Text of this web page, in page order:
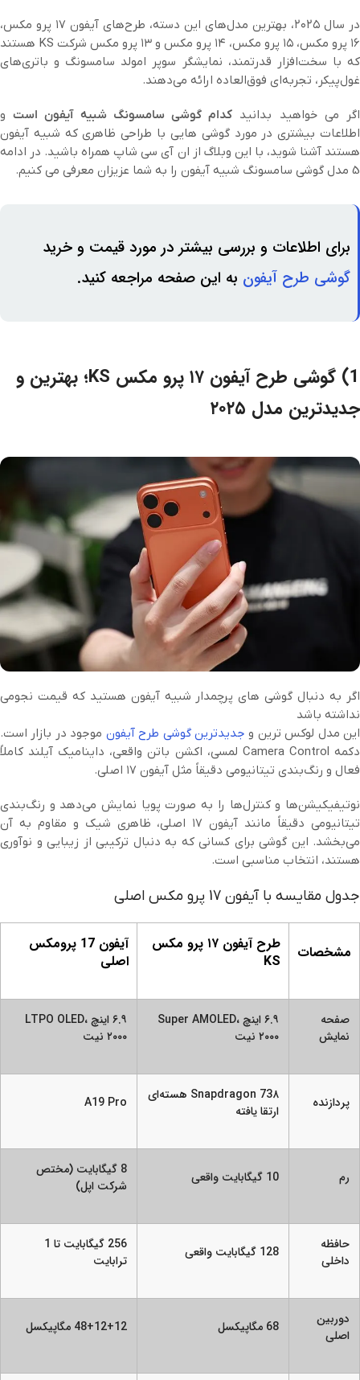
در سال ۲۰۲۵، بهترین مدل‌های این دسته، طرح‌های آیفون ۱۷ پرو مکس،
۱۶ پرو مکس، ۱۵ پرو مکس، ۱۴ پرو مکس و ۱۳ پرو مکس شرکت KS هستند
که با سخت‌افزار قدرتمند، نمایشگر سوپر امولد سامسونگ و باتری‌های
غول‌پیکر، تجربه‌ای فوق‌العاده ارائه می‌دهند.
اگر می خواهید بدانید کدام گوشی سامسونگ شبیه آیفون استو
اطلاعات بیشتری در مورد گوشی هایی با طراحی ظاهری که شبیه آیفون
هستند آشنا شوید، با این وبلاگ از ان آی سی شاپ همراه باشید. در ادامه
5 مدل گوشی سامسونگ شبیه آیفون را به شما عزیزان معرفی می کنیم.
برای اطلاعات و بررسی بیشتر در مورد قیمت و خرید
گوشی طرح آیفون به این صفحه مراجعه کنید.
1) گوشی طرح آیفون ۱۷ پرو مکس KS؛ بهترین و
جدیدترین مدل ۲۰۲۵
اگر به دنبال گوشی های پرچمدار شبیه آیفون هستید که قیمت نجومی
نداشته باشد
این مدل لوکس ترین و جدیدترین گوشی طرح آیفون موجود در بازار است.
دکمه Camera Control لمسی، اکشن باتن واقعی، داینامیک آیلند کاملاً
فعال و رنگ‌بندی تیتانیومی دقیقاً مثل آیفون ۱۷ اصلی.
نوتیفیکیشن‌ها و کنترل‌ها را به صورت پویا نمایش می‌دهد و رنگ‌بندی
تیتانیومی دقیقاً مانند آیفون ۱۷ اصلی، ظاهری شیک و مقاوم به آن
می‌بخشد. این گوشی برای کسانی که به دنبال ترکیبی از زیبایی و نوآوری
هستند، انتخاب مناسبی است.
جدول مقایسه با آیفون 17 پرو مکس اصلی
مشخصات
طرح آیفون ۱۷ پرو مکس
KS
آیفون 17 پرومکس
اصلی
صفحه
نمایش
۶.۹ اینچ Super AMOLED،
۲۰۰۰ نیت
۶.۹ اینچ LTPO OLED،
۲۰۰۰ نیت
پردازنده
Snapdragon 73۸ هسته‌ای
ارتقا یافته
A19 Pro
رم 10 گیگابایت واقعی
8 گیگابایت (مختص
شرکت اپل)
حافظه
داخلی
128 گیگابایت واقعی
256 گیگابایت تا 1
ترابایت
دوربین
اصلی
68 مگاپیکسل 48+12+12 مگاپیکسل